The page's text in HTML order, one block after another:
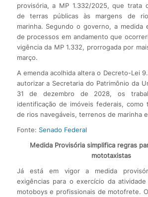
provisória, a MP 1.332/2025, que trata
de terras públicas às margens de
marinha. Segundo o governo, a medida
de processos em andamento que
vigência da MP 1.332, prorrogada por
março.
A emenda acolhida altera o Decreto-Lei
autorizar a Secretaria do Patrimônio da
31 de dezembro de 2028, os
identificação de imóveis federais, como
de rios navegáveis, terrenos de marinha
Fonte: Senado Federal
Medida Provisória simplifica regras
mototaxistas
Já está em vigor a medida
exigências para o exercício da
motoboys e profissionais de motofrete.